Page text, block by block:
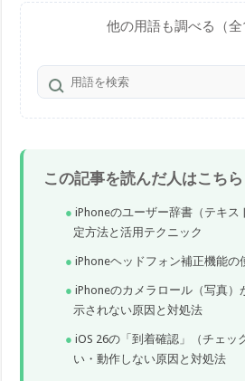
他の用語も調べる（全
この記事を読んだ人はこち
iPhoneのユーザー辞書（テキス
定方法と活用テクニック
iPhoneヘッドフォン補正機能の
iPhoneのカメラロール（写真）
示されない原因と対処法
iOS 26の「到着確認」（チェッ
い・動作しない原因と対処法